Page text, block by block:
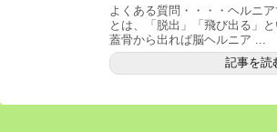
よくある質問・・・・ヘルニ
とは、「脱出」「飛び出る」
蓋骨から出れば脳ヘルニア ...
記事を読